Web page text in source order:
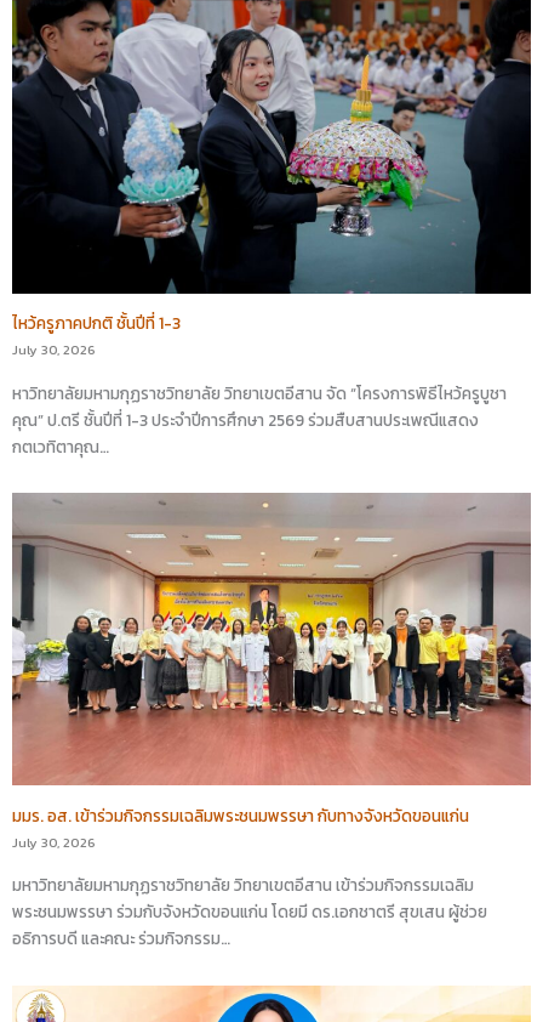
ไหว้ครูภาคปกติ ชั้นปีที่ 1-3
July 30, 2026
หาวิทยาลัยมหามกุฏราชวิทยาลัย วิทยาเขตอีสาน จัด “โครงการพิธีไหว้ครูบูชา
คุณ” ป.ตรี ชั้นปีที่ 1-3 ประจำปีการศึกษา 2569 ร่วมสืบสานประเพณีแสดง
กตเวทิตาคุณ…
มมร. อส. เข้าร่วมกิจกรรมเฉลิมพระชนมพรรษา กับทางจังหวัดขอนแก่น
July 30, 2026
มหาวิทยาลัยมหามกุฏราชวิทยาลัย วิทยาเขตอีสาน เข้าร่วมกิจกรรมเฉลิม
พระชนมพรรษา ร่วมกับจังหวัดขอนแก่น โดยมี ดร.เอกชาตรี สุขเสน ผู้ช่วย
อธิการบดี และคณะ ร่วมกิจกรรม…